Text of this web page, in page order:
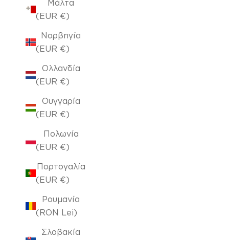
Μάλτα
(EUR €)
Νορβηγία
(EUR €)
Ολλανδία
(EUR €)
Ουγγαρία
(EUR €)
Πολωνία
(EUR €)
Πορτογαλία
(EUR €)
Ρουμανία
(RON Lei)
Σλοβακία